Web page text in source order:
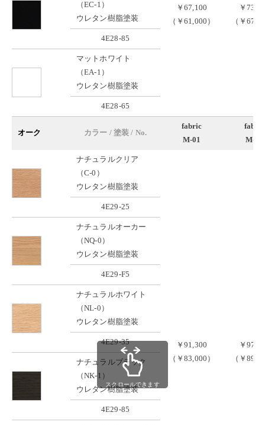
￥67,100
（￥61,000）
￥
（￥
（EC-1）
ウレタン樹脂塗装
4E28-85
マットホワイト
（EA-1）
ウレタン樹脂塗装
4E28-65
オーク カラー / 塗装 / No.
fabric
M-01
fabric
M-02
ナチュラルクリア
（C-0）
ウレタン樹脂塗装
￥91,300
（￥83,000）
￥
（￥
4E29-25
ナチュラルオーカー
（NQ-0）
ウレタン樹脂塗装
4E29-F5
ナチュラルホワイト
（NL-0）
ウレタン樹脂塗装
4E29-35
ナチュラルブラック
（NK-1）
ウレタン樹脂塗装
4E29-85
スクロールできます